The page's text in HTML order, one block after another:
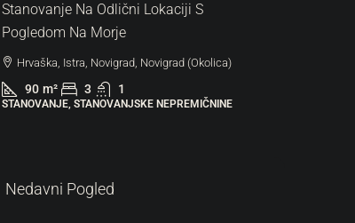
Stanovanje Na Odlični Lokaciji S
Pogledom Na Morje
Hrvaška, Istra, Novigrad, Novigrad (Okolica)
90 m² 3 1
STANOVANJE, STANOVANJSKE NEPREMIČNINE
Nedavni Pogled